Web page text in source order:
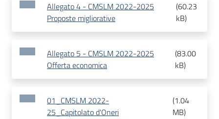
Allegato 4 - CMSLM 2022-2025
Proposte migliorative
(60.23
kB)
Allegato 5 - CMSLM 2022-2025
Offerta economica
(83.00
kB)
01_CMSLM 2022-
25_Capitolato d'Oneri
(1.04
MB)